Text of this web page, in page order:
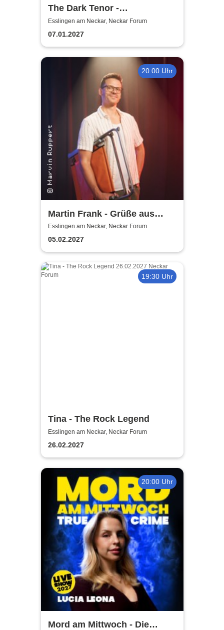
The Dark Tenor -
Neujahrskonzerte
Esslingen am Neckar, Neckar Forum
07.01.2027
20:00 Uhr
Martin Frank - Grüße aus
Allegro Süd
Esslingen am Neckar, Neckar Forum
05.02.2027
19:30 Uhr
Tina - The Rock Legend
Esslingen am Neckar, Neckar Forum
26.02.2027
20:00 Uhr
Mord am Mittwoch - Die